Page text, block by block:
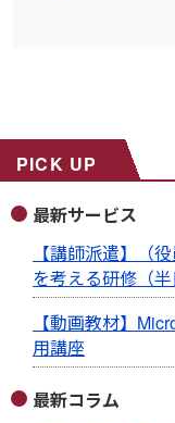
PICK UP
最新サービス
【講師派遣】（
を考える研修（半
【動画教材】
用講座
最新コラム